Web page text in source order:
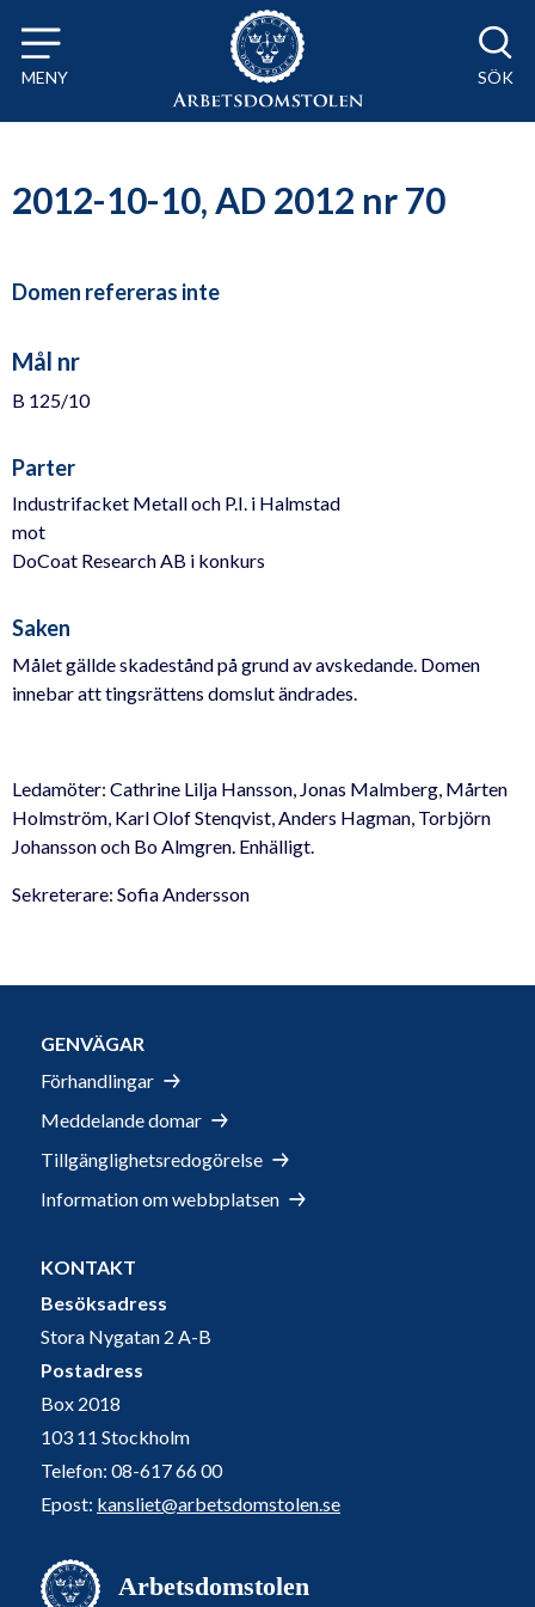
Till innehåll på sidan x
MENY SÖK
2012-10-10, AD 2012 nr 70
Domen refereras inte
Mål nr
B 125/10
Parter
Industrifacket Metall och P.I. i Halmstad
mot
DoCoat Research AB i konkurs
Saken
Målet gällde skadestånd på grund av avskedande. Domen
innebar att tingsrättens domslut ändrades.
Ledamöter: Cathrine Lilja Hansson, Jonas Malmberg, Mårten
Holmström, Karl Olof Stenqvist, Anders Hagman, Torbjörn
Johansson och Bo Almgren. Enhälligt.
Sekreterare: Sofia Andersson
GENVÄGAR
Förhandlingar
Meddelande domar
Tillgänglighetsredogörelse
Information om webbplatsen
KONTAKT
Besöksadress
Stora Nygatan 2 A-B
Postadress
Box 2018
103 11 Stockholm
Telefon: 08-617 66 00
Epost: kansliet@arbetsdomstolen.se